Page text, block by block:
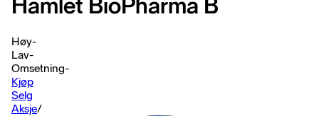
Hamlet BioPharma B
Høy-
Lav-
Omsetning-
Kjøp
Selg
Aksje/